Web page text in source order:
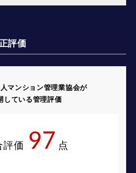
評価
マンション管理業協会が
している管理評価
評価 97 点